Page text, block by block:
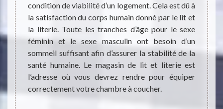
les
et
de
en
mais
à
condition de viabilité d’un logement. Cela est dû à
la satisfaction du corps humain donné par le lit et
la literie. Toute les tranches d’âge pour le sexe
féminin et le sexe masculin ont besoin d’un
sommeil suffisant afin d’assurer la stabilité de la
santé humaine. Le magasin de lit et literie est
l’adresse où vous devrez rendre pour équiper
correctement votre chambre à coucher.
sont
lit